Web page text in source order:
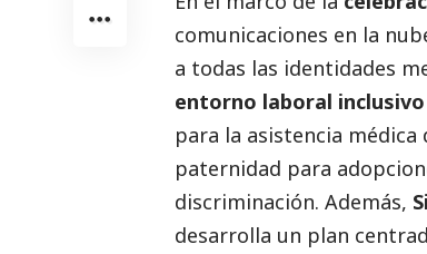
comunicaciones en la
a todas las identidades
entorno laboral inclusivo
para la asistencia
paternidad para
discriminación. Además,
desarrolla un plan